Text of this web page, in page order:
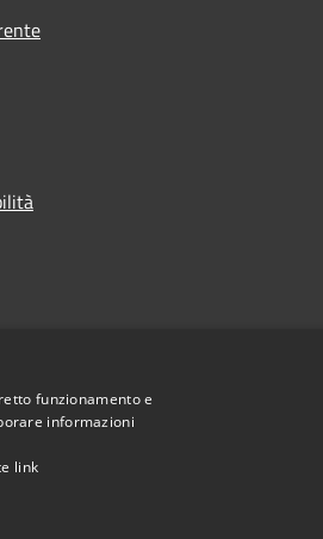
di San Giorgio Morgeto • Powered by
funzionamento e
informazioni
link